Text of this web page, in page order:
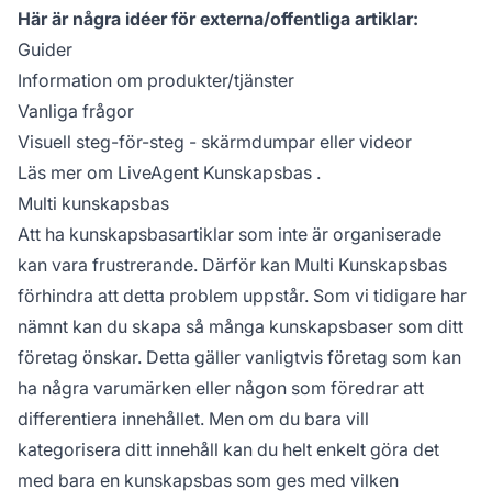
Här är några idéer för externa/offentliga artiklar:
Guider
Information om produkter/tjänster
Vanliga frågor
Visuell steg-för-steg - skärmdumpar eller videor
Läs mer om LiveAgent Kunskapsbas .
Multi kunskapsbas
Att ha kunskapsbasartiklar som inte är organiserade
kan vara frustrerande. Därför kan Multi Kunskapsbas
förhindra att detta problem uppstår. Som vi tidigare har
nämnt kan du skapa så många kunskapsbaser som ditt
företag önskar. Detta gäller vanligtvis företag som kan
ha några varumärken eller någon som föredrar att
differentiera innehållet. Men om du bara vill
kategorisera ditt innehåll kan du helt enkelt göra det
med bara en kunskapsbas som ges med vilken